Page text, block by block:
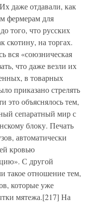
даже отдавали, как
фермерам для
того, что русских
скотину, на торгах.
вся «союзническая
что даже везли их
в товарных
приказано стрелять
это объяснялось тем,
сепаратный мир с
блоку. Печать
автоматически
кровью
С другой
такое отношение тем,
которые уже
мятежа.[217] На